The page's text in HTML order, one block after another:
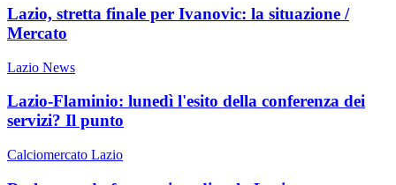
Lazio, stretta finale per Ivanovic: la situazione /
Mercato
Lazio News
Lazio-Flaminio: lunedì l'esito della conferenza dei
servizi? Il punto
Calciomercato Lazio